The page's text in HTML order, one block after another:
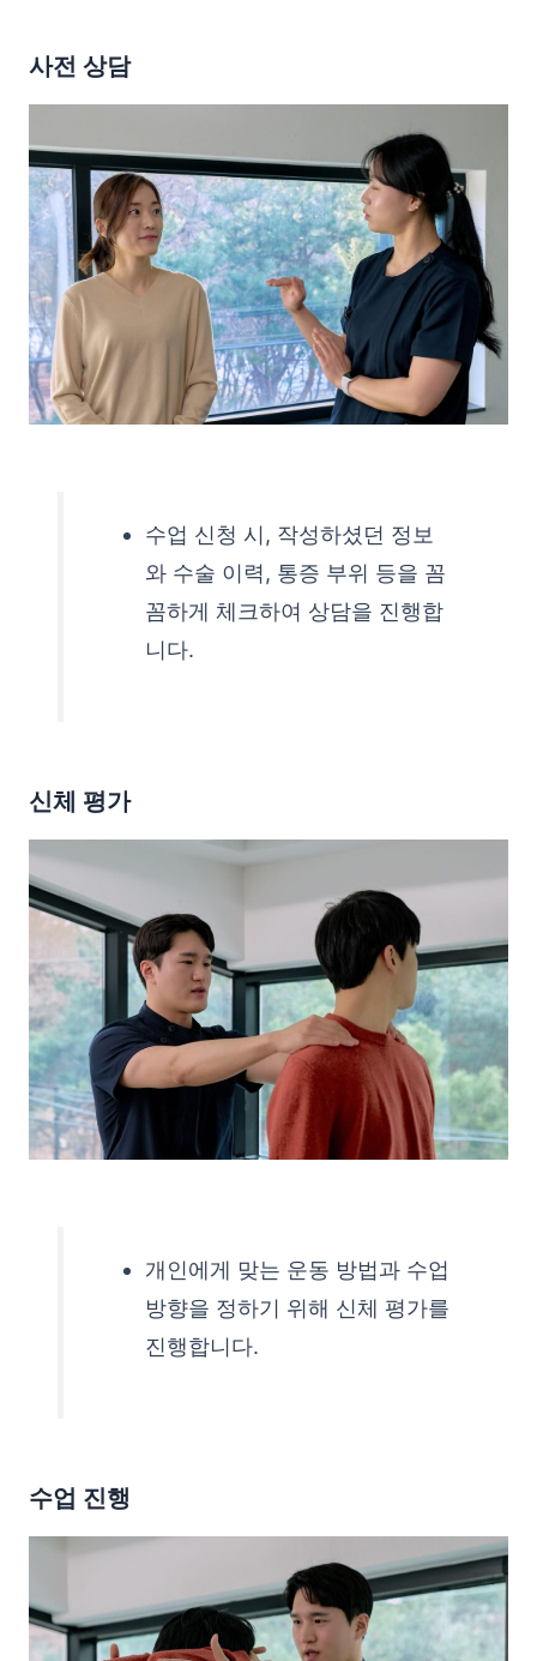
사전 상담
수업 신청 시, 작성하셨던 정보
와 수술 이력, 통증 부위 등을 꼼
꼼하게 체크하여 상담을 진행합
니다.
신체 평가
개인에게 맞는 운동 방법과 수업
방향을 정하기 위해 신체 평가를
진행합니다.
수업 진행